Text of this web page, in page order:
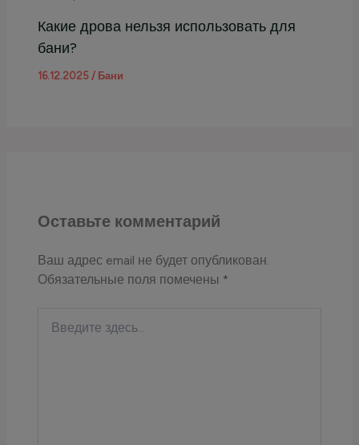
Какие дрова нельзя использовать для
бани?
16.12.2025 / Бани
Оставьте комментарий
Ваш адрес email не будет опубликован.
Обязательные поля помечены *
здесь...